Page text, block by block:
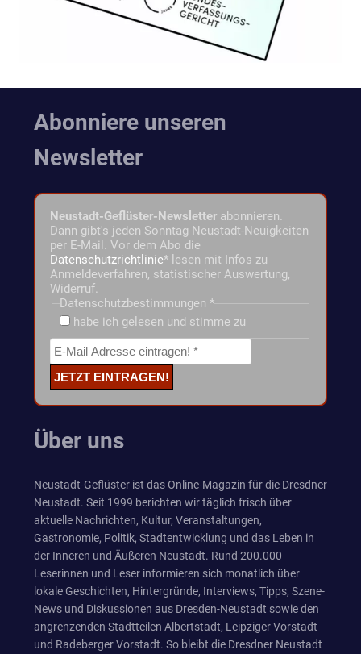
Abonniere unseren
Newsletter
Neustadt-Geflüster-Newsletter abonnieren.
Dann gibt's jeden Sonntag Neustadt-Neuigkeiten
per E-Mail. Vor dem Abo die
Datenschutzrichtlinie* lesen mit Infos zu
Anmeldeverfahren, statistischer Auswertung,
Widerruf.
Datenschutzbestimmungen *
habe ich gelesen und stimme zu
Über uns
Neustadt-Geflüster ist das Online-Magazin für die Dresdner
Neustadt. Seit 1999 berichten wir täglich frisch über
aktuelle Nachrichten, Kultur, Veranstaltungen,
Gastronomie, Politik, Stadtentwicklung und das Leben in
der Inneren und Äußeren Neustadt. Rund 200.000
Leserinnen und Leser informieren sich monatlich über
lokale Geschichten, Hintergründe, Interviews, Tipps, Szene-
News und Diskussionen aus Dresden-Neustadt sowie den
angrenzenden Stadtteilen Albertstadt, Leipziger Vorstadt
und Radeberger Vorstadt. So bleibt die Dresdner Neustadt